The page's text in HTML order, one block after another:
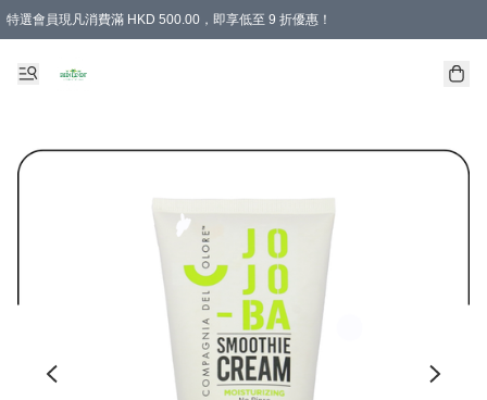
特選會員現凡消費滿 HKD 500.00，即享低至 9 折優惠！